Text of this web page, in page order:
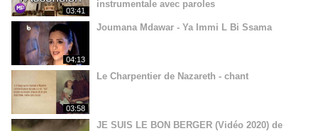
03:41
instrumentale avec paroles
04:13
Joumana Mdawar - Ya Immi L Bi Ssama
03:58
Le Charpentier de Nazareth - chant
JE SUIS LE BON BERGER (Vidéo 2020) de